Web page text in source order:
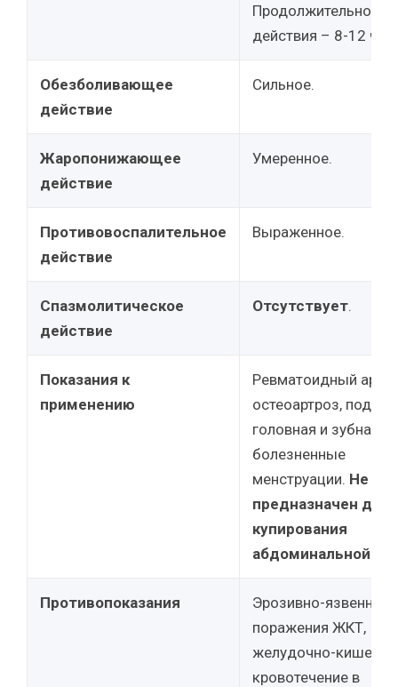
Продолжительность
действия – 8-12
Обезболивающее
действие
Сильное.
Жаропонижающее
действие
Умеренное.
Противовоспалительное
действие
Выраженное.
Спазмолитическое
действие
Отсутствует.
Показания к
применению
Ревматоидный
остеоартроз,
головная и зубная
болезненные
менструации. Не
предназначен для
купирования
абдоминальной
Противопоказания
Эрозивно-язвенные
поражения ЖКТ,
желудочно-
кровотечение в